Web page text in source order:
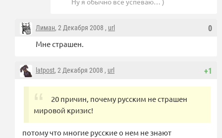
0
Лиман, 2 Декабря 2008 , url
Мне страшен.
+1
latpost, 2 Декабря 2008 , url
20 причин, почему русским не страшен
мировой кризис!
потому что многие русские о нем не знают